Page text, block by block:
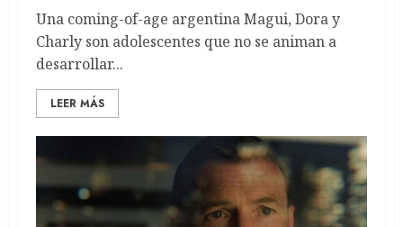
Una coming-of-age argentina Magui, Dora y
Charly son adolescentes que no se animan a
desarrollar...
LEER MÁS